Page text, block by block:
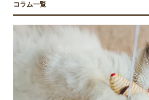
コラム一覧